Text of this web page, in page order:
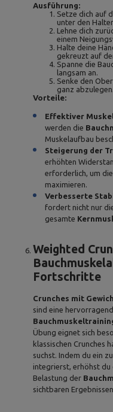
Ausführung:
Setze dich auf
unter den
Lehne dich
einem
Halte deine
gekreuzt auf
Spanne die
langsam an.
Senke den
ganz abzulegen.
Vorteile:
Effektiver
werden die
Muskelaufbau
Steigerung der
erhöhten
erforderlich, um
maximieren.
Verbesserte
fordert nicht nur
gesamte
Weighted
Fortschritte
Crunches mit
sind eine
Übung eignet sich
klassischen Crunches
suchst. Indem du ein
integrierst, erhöhst du
Belastung der
sichtbaren